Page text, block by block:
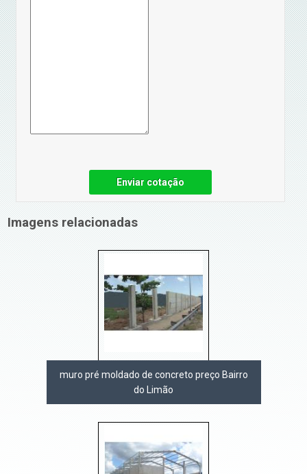
Enviar cotação
Imagens relacionadas
muro pré moldado de concreto preço Bairro
do Limão